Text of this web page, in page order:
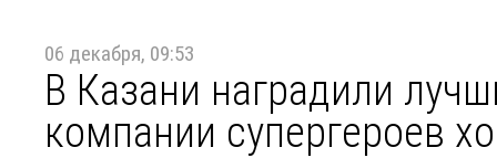
06 декабря, 09:53
В Казани наградили
компании супергероев